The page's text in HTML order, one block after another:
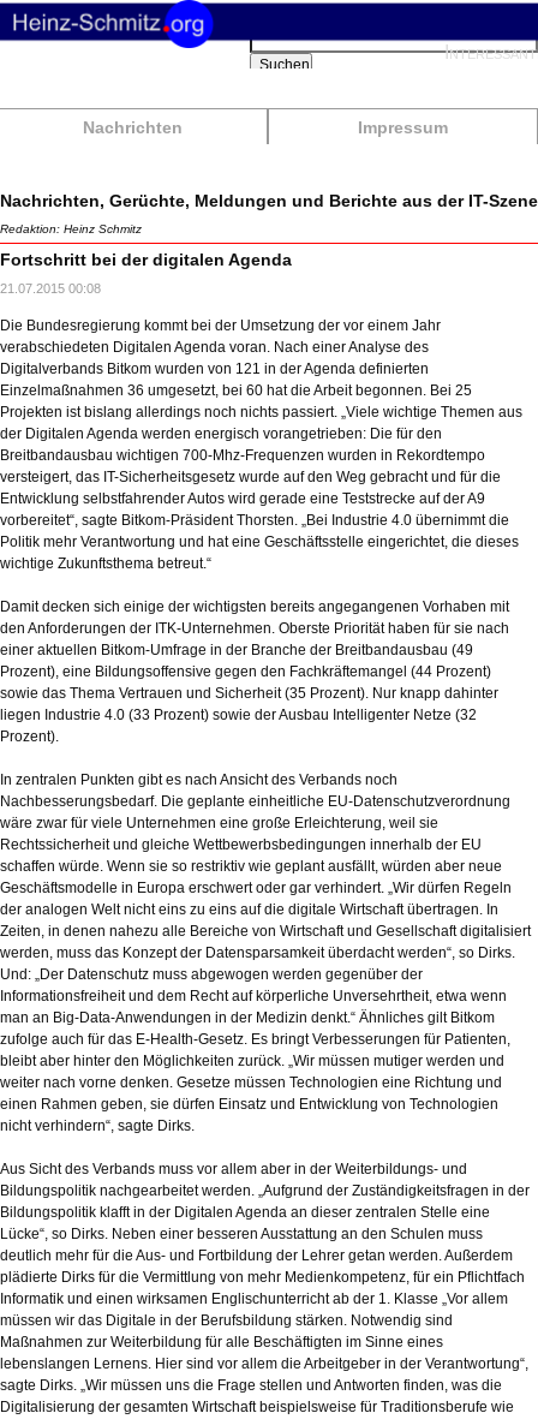
Nachrichten Impressum
Suchbegriffe
Suchen
Nachrichten, Gerüchte, Meldungen und Berichte aus der IT-Szene
Redaktion: Heinz Schmitz
Fortschritt bei der digitalen Agenda
21.07.2015 00:08
Die Bundesregierung kommt bei der Umsetzung der vor einem Jahr
verabschiedeten Digitalen Agenda voran. Nach einer Analyse des
Digitalverbands Bitkom wurden von 121 in der Agenda definierten
Einzelmaßnahmen 36 umgesetzt, bei 60 hat die Arbeit begonnen. Bei 25
Projekten ist bislang allerdings noch nichts passiert. „Viele wichtige Themen aus
der Digitalen Agenda werden energisch vorangetrieben: Die für den
Breitbandausbau wichtigen 700-Mhz-Frequenzen wurden in Rekordtempo
versteigert, das IT-Sicherheitsgesetz wurde auf den Weg gebracht und für die
Entwicklung selbstfahrender Autos wird gerade eine Teststrecke auf der A9
vorbereitet“, sagte Bitkom-Präsident Thorsten. „Bei Industrie 4.0 übernimmt die
Politik mehr Verantwortung und hat eine Geschäftsstelle eingerichtet, die dieses
wichtige Zukunftsthema betreut.“
Damit decken sich einige der wichtigsten bereits angegangenen Vorhaben mit
den Anforderungen der ITK-Unternehmen. Oberste Priorität haben für sie nach
einer aktuellen Bitkom-Umfrage in der Branche der Breitbandausbau (49
Prozent), eine Bildungsoffensive gegen den Fachkräftemangel (44 Prozent)
sowie das Thema Vertrauen und Sicherheit (35 Prozent). Nur knapp dahinter
liegen Industrie 4.0 (33 Prozent) sowie der Ausbau Intelligenter Netze (32
Prozent).
In zentralen Punkten gibt es nach Ansicht des Verbands noch
Nachbesserungsbedarf. Die geplante einheitliche EU-Datenschutzverordnung
wäre zwar für viele Unternehmen eine große Erleichterung, weil sie
Rechtssicherheit und gleiche Wettbewerbsbedingungen innerhalb der EU
schaffen würde. Wenn sie so restriktiv wie geplant ausfällt, würden aber neue
Geschäftsmodelle in Europa erschwert oder gar verhindert. „Wir dürfen Regeln
der analogen Welt nicht eins zu eins auf die digitale Wirtschaft übertragen. In
Zeiten, in denen nahezu alle Bereiche von Wirtschaft und Gesellschaft digitalisiert
werden, muss das Konzept der Datensparsamkeit überdacht werden“, so Dirks.
Und: „Der Datenschutz muss abgewogen werden gegenüber der
Informationsfreiheit und dem Recht auf körperliche Unversehrtheit, etwa wenn
man an Big-Data-Anwendungen in der Medizin denkt.“ Ähnliches gilt Bitkom
zufolge auch für das E-Health-Gesetz. Es bringt Verbesserungen für Patienten,
bleibt aber hinter den Möglichkeiten zurück. „Wir müssen mutiger werden und
weiter nach vorne denken. Gesetze müssen Technologien eine Richtung und
einen Rahmen geben, sie dürfen Einsatz und Entwicklung von Technologien
nicht verhindern“, sagte Dirks.
Aus Sicht des Verbands muss vor allem aber in der Weiterbildungs- und
Bildungspolitik nachgearbeitet werden. „Aufgrund der Zuständigkeitsfragen in der
Bildungspolitik klafft in der Digitalen Agenda an dieser zentralen Stelle eine
Lücke“, so Dirks. Neben einer besseren Ausstattung an den Schulen muss
deutlich mehr für die Aus- und Fortbildung der Lehrer getan werden. Außerdem
plädierte Dirks für die Vermittlung von mehr Medienkompetenz, für ein Pflichtfach
Informatik und einen wirksamen Englischunterricht ab der 1. Klasse „Vor allem
müssen wir das Digitale in der Berufsbildung stärken. Notwendig sind
Maßnahmen zur Weiterbildung für alle Beschäftigten im Sinne eines
lebenslangen Lernens. Hier sind vor allem die Arbeitgeber in der Verantwortung“,
sagte Dirks. „Wir müssen uns die Frage stellen und Antworten finden, was die
Digitalisierung der gesamten Wirtschaft beispielsweise für Traditionsberufe wie